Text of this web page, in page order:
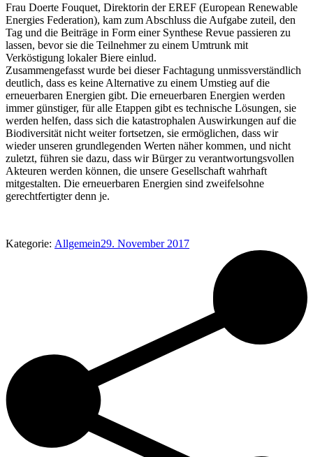
Frau Doerte Fouquet, Direktorin der EREF (European Renewable
Energies Federation), kam zum Abschluss die Aufgabe zuteil, den
Tag und die Beiträge in Form einer Synthese Revue passieren zu
lassen, bevor sie die Teilnehmer zu einem Umtrunk mit
Verköstigung lokaler Biere einlud.
Zusammengefasst wurde bei dieser Fachtagung unmissverständlich
deutlich, dass es keine Alternative zu einem Umstieg auf die
erneuerbaren Energien gibt. Die erneuerbaren Energien werden
immer günstiger, für alle Etappen gibt es technische Lösungen, sie
werden helfen, dass sich die katastrophalen Auswirkungen auf die
Biodiversität nicht weiter fortsetzen, sie ermöglichen, dass wir
wieder unseren grundlegenden Werten näher kommen, und nicht
zuletzt, führen sie dazu, dass wir Bürger zu verantwortungsvollen
Akteuren werden können, die unsere Gesellschaft wahrhaft
mitgestalten. Die erneuerbaren Energien sind zweifelsohne
gerechtfertigter denn je.
Kategorie: Allgemein29. November 2017